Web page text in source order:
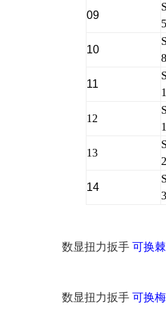
09
10
11
12
13
14
数显扭力扳手 可换
数显扭力扳手 可换